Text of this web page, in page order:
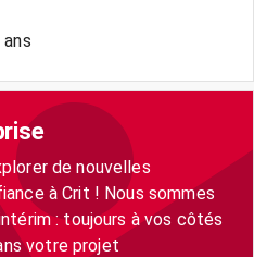
de nouvelles
à Crit ! Nous sommes
: toujours à vos côtés
votre projet